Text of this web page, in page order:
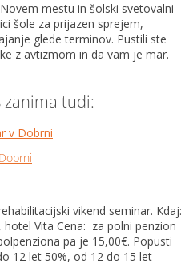
mestu in šolski svetovalni
šole za prijazen sprejem,
glede terminov. Pustili ste
z avtizmom in da vam je mar.
zanima tudi:
vikend seminar. Kdaj:
hotel Vita Cena: za polni penzion
pa je 15,00€. Popusti
12 let 50%, od 12 do 15 let